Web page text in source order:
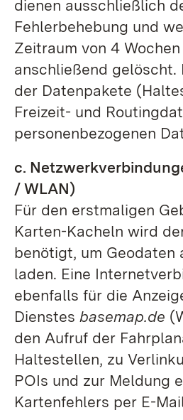
dienen ausschließlich
Fehlerbehebung und
Zeitraum von 4
anschließend gelöscht.
der Datenpakete
Freizeit- und
personenbezogenen
c.
/ WLAN)
Für den erstmaligen
Karten-Kacheln wird
benötigt, um Geodaten
laden. Eine
ebenfalls für die
Dienstes basemap.de
den Aufruf der
Haltestellen, zu
POIs und zur Meldung
Kartenfehlers per E-